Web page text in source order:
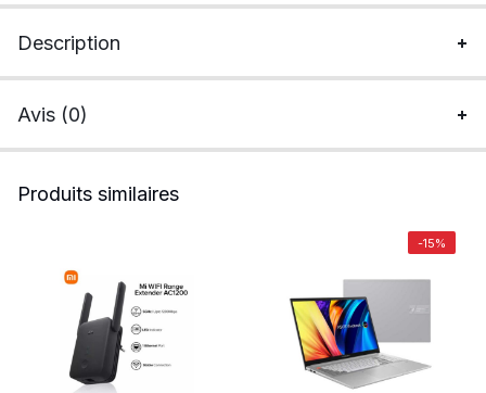
Description
Avis (0)
Produits similaires
-15%